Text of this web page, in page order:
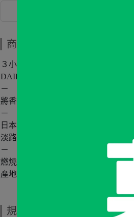
商品介紹
３小時香薰蚊香 (一盒四片)
DAILY INCENSE
－
將香茅、檸檬草、薄荷及檀香混合
－
日本淡路島是線香的產地，由於受
淡路島的香氛能讓空氣多彩繽紛。
－
燃燒時間：每片約3小時
產地：日本
規格說明